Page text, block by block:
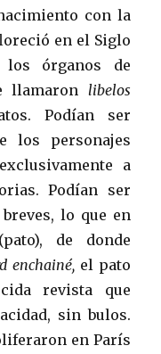
con la
en el Siglo
los órganos de
llamaron libelos
Podían ser
los personajes
a
Podían ser
lo que en
de donde
enchainé, el pato
revista que
sin bulos.
en París